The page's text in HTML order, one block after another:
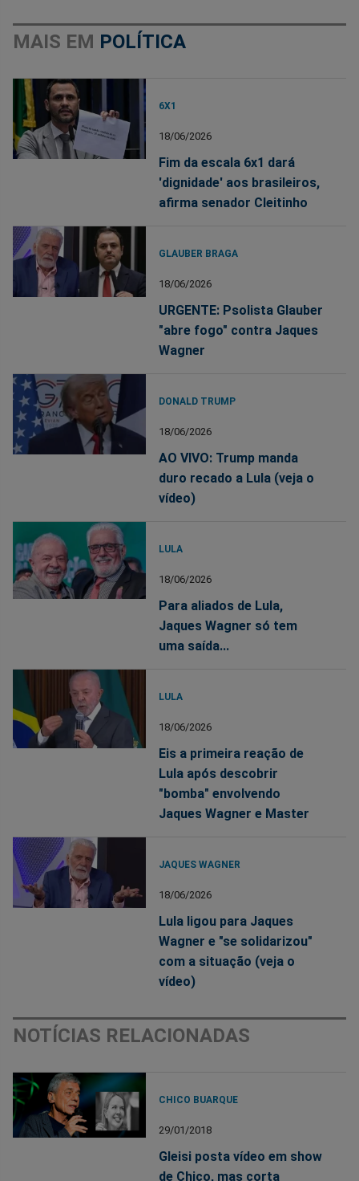
MAIS EM POLÍTICA
6X1
18/06/2026
Fim da escala 6x1 dará
'dignidade' aos brasileiros,
afirma senador Cleitinho
GLAUBER BRAGA
18/06/2026
URGENTE: Psolista Glauber
"abre fogo" contra Jaques
Wagner
DONALD TRUMP
18/06/2026
AO VIVO: Trump manda
duro recado a Lula (veja o
vídeo)
LULA
18/06/2026
Para aliados de Lula,
Jaques Wagner só tem
uma saída...
LULA
18/06/2026
Eis a primeira reação de
Lula após descobrir
"bomba" envolvendo
Jaques Wagner e Master
JAQUES WAGNER
18/06/2026
Lula ligou para Jaques
Wagner e "se solidarizou"
com a situação (veja o
vídeo)
NOTÍCIAS RELACIONADAS
CHICO BUARQUE
29/01/2018
Gleisi posta vídeo em show
de Chico, mas corta